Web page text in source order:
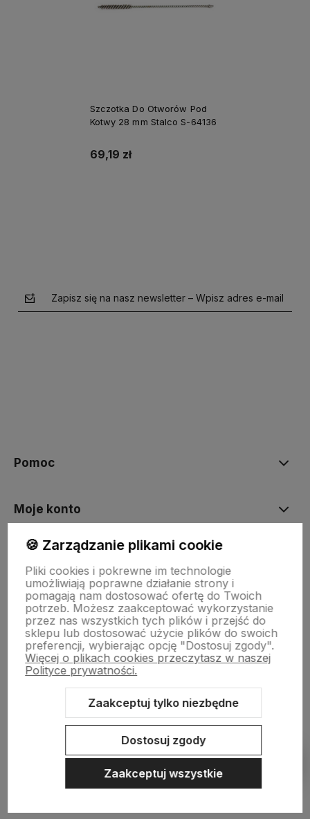
Szczotka Do Otworów Pod
Kotwy 28 mm Stalco S-64136
69,19 zł
Zapisz się na nasz newsletter – Wpisz adres e-mail
Pomoc
Moje konto
Płatności i dostawa
Informacje
O nas
Sklep internetowy Shoper.pl Szablon Shoper Modern 3.0™
🍪 Zarządzanie plikami cookie
Pliki cookies i pokrewne im technologie
umożliwiają poprawne działanie strony i
pomagają nam dostosować ofertę do Twoich
potrzeb. Możesz zaakceptować wykorzystanie
przez nas wszystkich tych plików i przejść do
sklepu lub dostosować użycie plików do swoich
preferencji, wybierając opcję "Dostosuj zgody".
Więcej o plikach cookies przeczytasz w naszej
Polityce prywatności.
Zaakceptuj tylko niezbędne
Dostosuj zgody
Zaakceptuj wszystkie